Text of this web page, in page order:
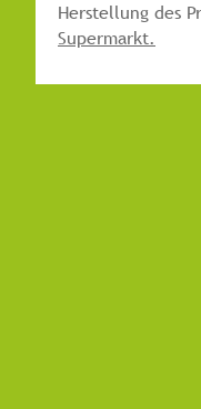
Herstellung des
Supermarkt.